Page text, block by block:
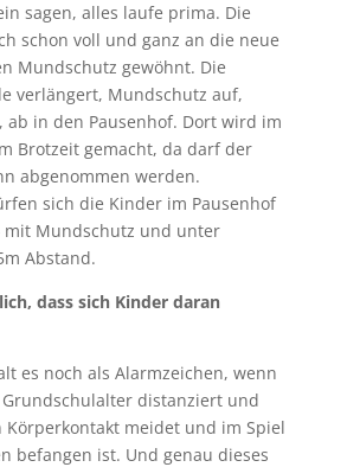
sagen, alles laufe prima. Die
schon voll und ganz an die neue
Mundschutz gewöhnt. Die
verlängert, Mundschutz auf,
ab in den Pausenhof. Dort wird im
Brotzeit gemacht, da darf der
abgenommen werden.
sich die Kinder im Pausenhof
mit Mundschutz und unter
Abstand.
dass sich Kinder daran
es noch als Alarmzeichen, wenn
distanziert und
Körperkontakt meidet und im Spiel
befangen ist. Und genau dieses